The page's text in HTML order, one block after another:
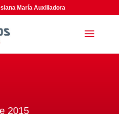
María Auxiliadora
2015